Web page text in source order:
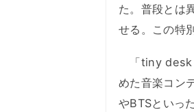
た。普段とは
せる。この特
「tiny desk
めた音楽コン
やBTSといっ